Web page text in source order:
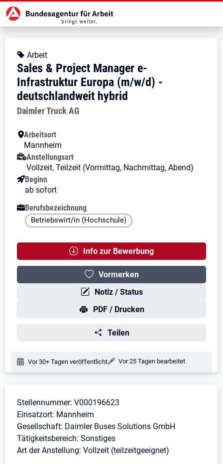
Zur Jobsuche Startseite
Stellendetails zu: Sales &
Sales & Project Manager
Sales & Project Manager e-
Kopfbereich
Angebotsart:
Arbeit
Sales & Project Manager e-
Infrastruktur Europa (m/w/d) -
deutschlandweit hybrid
Arbeitgeber:
Daimler Truck AG
Besondere Merkmale
Arbeitsort
Mannheim
Anstellungsart
Vollzeit, Teilzeit (Vormittag, Nachmittag, Abend)
Beginn
ab sofort
Berufsbezeichnung
Betriebswirt/in (Hochschule)
Info zur Bewerbung
Vormerken
Notiz / Status
PDF / Drucken
Teilen
Veröffentlichungsdatum:
Vor 30+ Tagen veröffentlicht Änderungsdatum:
Vor 25 Tagen bearbeitet
Stellenbeschreibung
Stellennummer: V000196623
Einsatzort: Mannheim
Gesellschaft: Daimler Buses Solutions GmbH
Tätigkeitsbereich: Sonstiges
Art der Anstellung: Vollzeit (teilzeitgeeignet)